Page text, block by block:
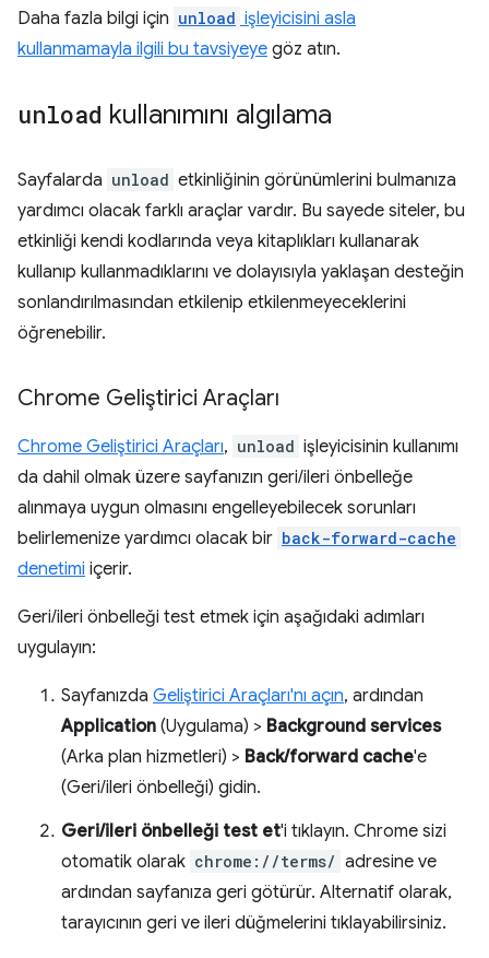
Daha fazla bilgi için unload işleyicisini asla
kullanmamayla ilgili bu tavsiyeye göz atın.
unload kullanımını algılama
Sayfalarda unload etkinliğinin görünümlerini bulmanıza
yardımcı olacak farklı araçlar vardır. Bu sayede siteler, bu
etkinliği kendi kodlarında veya kitaplıkları kullanarak
kullanıp kullanmadıklarını ve dolayısıyla yaklaşan desteğin
sonlandırılmasından etkilenip etkilenmeyeceklerini
öğrenebilir.
Chrome Geliştirici Araçları
Chrome Geliştirici Araçları, unload işleyicisinin kullanımı
da dahil olmak üzere sayfanızın geri/ileri önbelleğe
alınmaya uygun olmasını engelleyebilecek sorunları
belirlemenize yardımcı olacak bir back-forward-cache
denetimi içerir.
Geri/ileri önbelleği test etmek için aşağıdaki adımları
uygulayın:
Sayfanızda Geliştirici Araçları'nı açın, ardından
Application (Uygulama) > Background services
(Arka plan hizmetleri) > Back/forward cache'e
(Geri/ileri önbelleği) gidin.
Geri/ileri önbelleği test et'i tıklayın. Chrome sizi
otomatik olarak chrome://terms/ adresine ve
ardından sayfanıza geri götürür. Alternatif olarak,
tarayıcının geri ve ileri düğmelerini tıklayabilirsiniz.